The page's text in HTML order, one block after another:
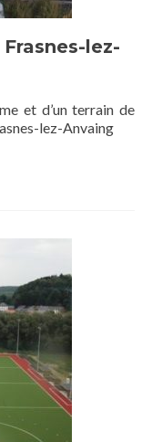
lez-
et d’un terrain de
lez-Anvaing